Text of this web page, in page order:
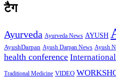
टैग
Ayurveda Ayurveda News AYUSH
AyushDarpan Ayush Darpan News Ayush
health conference
Traditional Medicine VIDEO